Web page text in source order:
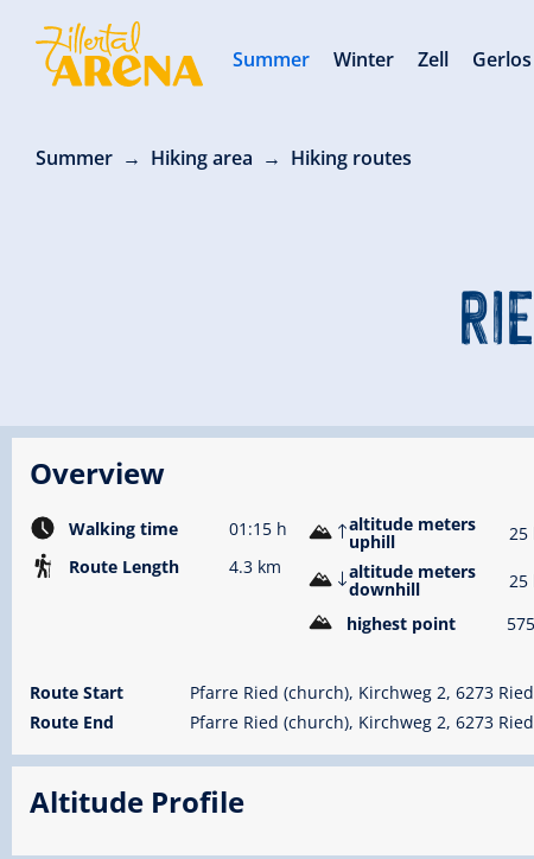
Summer Hiking area Hiking routes
Overview
Walking time
01:15 h
Route Length
4.3 km
altitude meters
uphill
25
altitude meters
downhill
25
highest point
Route Start
Pfarre Ried (church), Kirchweg 2, 6273
Route End
Pfarre Ried (church), Kirchweg 2, 6273
Altitude Profile
Summer Winter Zell Gerlos